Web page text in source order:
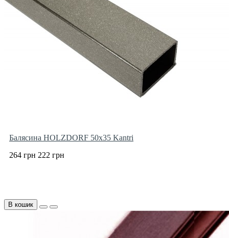
Балясина HOLZDORF 50х35 Kantri
264 грн 222 грн
В кошик